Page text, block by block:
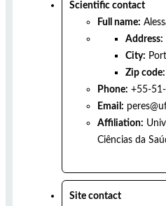
Scientific contact
Full name:
Address:
City:
Zip code:
Phone: +55-
Email:
Affiliation:
Ciências da
Site contact